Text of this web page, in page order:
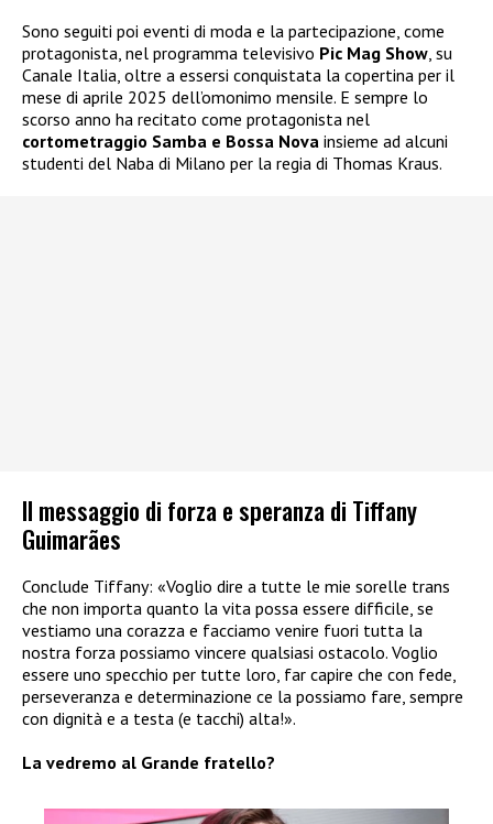
Sono seguiti poi eventi di moda e la partecipazione, come
protagonista, nel programma televisivo Pic Mag Show, su
Canale Italia, oltre a essersi conquistata la copertina per il
mese di aprile 2025 dell’omonimo mensile. E sempre lo
scorso anno ha recitato come protagonista nel
cortometraggio Samba e Bossa Nova insieme ad alcuni
studenti del Naba di Milano per la regia di Thomas Kraus.
Il messaggio di forza e speranza di Tiffany
Guimarães
Conclude Tiffany: «Voglio dire a tutte le mie sorelle trans
che non importa quanto la vita possa essere difficile, se
vestiamo una corazza e facciamo venire fuori tutta la
nostra forza possiamo vincere qualsiasi ostacolo. Voglio
essere uno specchio per tutte loro, far capire che con fede,
perseveranza e determinazione ce la possiamo fare, sempre
con dignità e a testa (e tacchi) alta!».
La vedremo al Grande fratello?